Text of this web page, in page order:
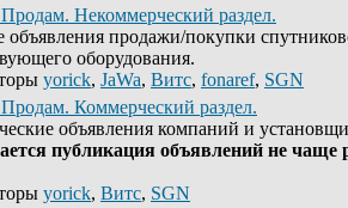
Некоммерческий раздел.
объявления продажи/покупки
оборудования.
yorick, JaWa, Витс, fonaref, SGN
Коммерческий раздел.
объявления компаний и
публикация объявлений не чаще
yorick, Витс, SGN